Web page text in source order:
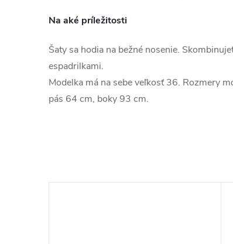
Na aké príležitosti
Šaty sa hodia na bežné nosenie.
espadrilkami.
Modelka má na sebe veľkosť 36. Rozmery
pás 64 cm, boky 93 cm.